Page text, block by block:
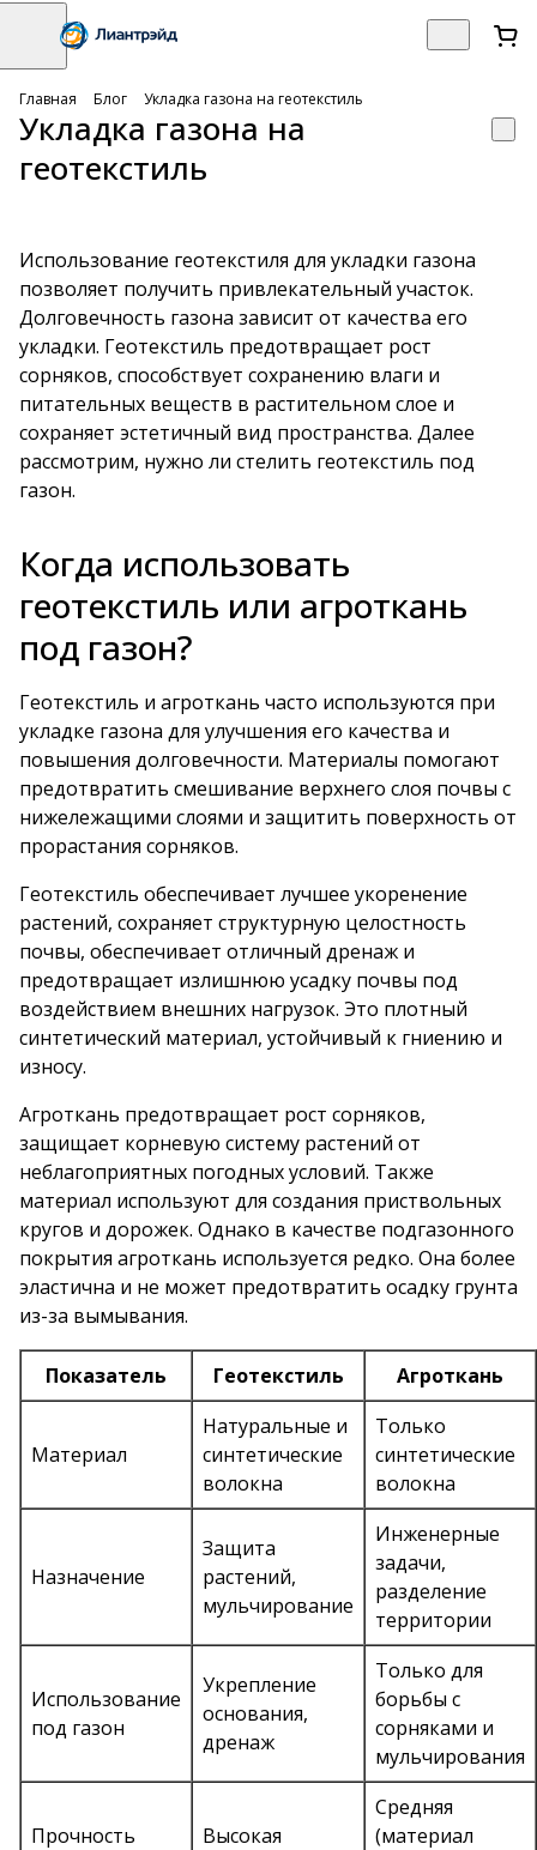
Главная Блог Укладка газона на геотекстиль
Укладка газона на
геотекстиль
Использование геотекстиля для укладки газона
позволяет получить привлекательный участок.
Долговечность газона зависит от качества его
укладки. Геотекстиль предотвращает рост
сорняков, способствует сохранению влаги и
питательных веществ в растительном слое и
сохраняет эстетичный вид пространства. Далее
рассмотрим, нужно ли стелить геотекстиль под
газон.
Когда использовать
геотекстиль или агроткань
под газон?
Геотекстиль и агроткань часто используются при
укладке газона для улучшения его качества и
повышения долговечности. Материалы помогают
предотвратить смешивание верхнего слоя почвы с
нижележащими слоями и защитить поверхность от
прорастания сорняков.
Геотекстиль обеспечивает лучшее укоренение
растений, сохраняет структурную целостность
почвы, обеспечивает отличный дренаж и
предотвращает излишнюю усадку почвы под
воздействием внешних нагрузок. Это плотный
синтетический материал, устойчивый к гниению и
износу.
Агроткань предотвращает рост сорняков,
защищает корневую систему растений от
неблагоприятных погодных условий. Также
материал используют для создания приствольных
кругов и дорожек. Однако в качестве подгазонного
покрытия агроткань используется редко. Она более
эластична и не может предотвратить осадку грунта
из-за вымывания.
Показатель Геотекстиль Агроткань
Материал
Натуральные и
синтетические
волокна
Только
синтетические
волокна
Назначение
Защита
растений,
мульчирование
Инженерные
задачи,
разделение
территории
Использование
под газон
Укрепление
основания,
дренаж
Только для
борьбы с
сорняками и
мульчирования
Прочность Высокая
Средняя
(материал